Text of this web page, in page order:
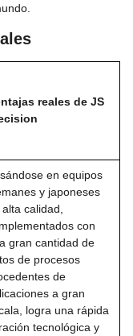
reales de JS
en equipos
y japoneses
calidad,
con
gran cantidad de
de procesos
de
a gran
logra una rápida
tecnológica y